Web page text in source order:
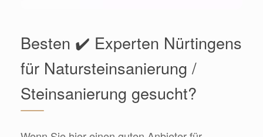
Besten ✔️ Experten Nürtingens
für Natursteinsanierung /
Steinsanierung gesucht?